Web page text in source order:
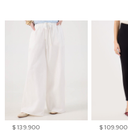
$ 139.900
$ 109.900